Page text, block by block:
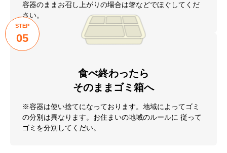
容器のままお召し上がりの場合は箸などでほぐしてくだ
さい。
STEP
05
食べ終わったら
そのままゴミ箱へ
※容器は使い捨てになっております。地域によってゴミ
の分別は異なります。お住まいの地域のルールに 従って
ゴミを分別してくだい。